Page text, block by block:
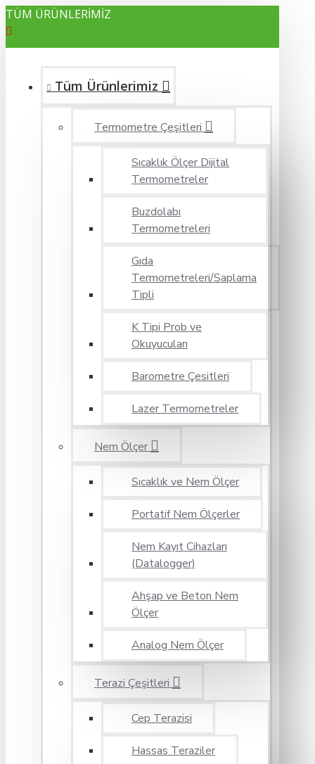
TÜM ÜRÜNLERİMİZ
Tüm Ürünlerimiz
Termometre Çeşitleri
Sıcaklık Ölçer Dijital
Termometreler
Buzdolabı
Termometreleri
Gıda
Termometreleri/Saplama
Tipli
K Tipi Prob ve
Okuyucuları
Barometre Çesitleri
Lazer Termometreler
Nem Ölçer
Sıcaklık ve Nem Ölçer
Portatif Nem Ölçerler
Nem Kayıt Cihazları
(Datalogger)
Ahşap ve Beton Nem
Ölçer
Analog Nem Ölçer
Terazi Çeşitleri
Cep Terazisi
Hassas Teraziler